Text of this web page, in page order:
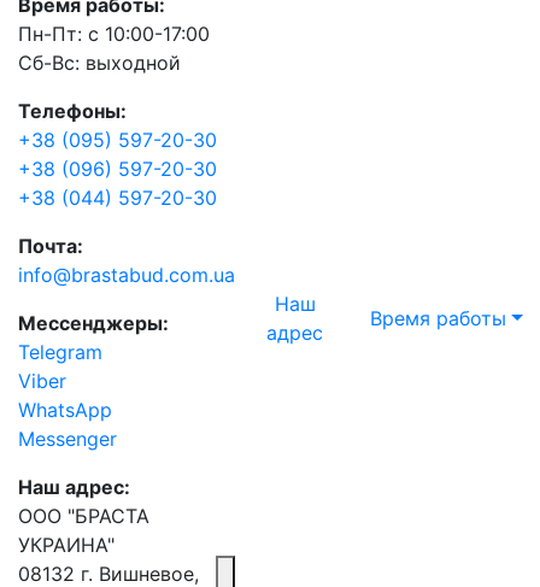
Время работы:
Пн-Пт: с 10:00-17:00
Сб-Вс: выходной
Телефоны:
+38 (095) 597-20-30
+38 (096) 597-20-30
+38 (044) 597-20-30
Почта:
info@brastabud.com.ua
Мессенджеры:
Telegram
Viber
WhatsApp
Messenger
Наш адрес:
ООО "БРАСТА
УКРАИНА"
08132 г. Вишневое,
Наш
адрес
Время работы